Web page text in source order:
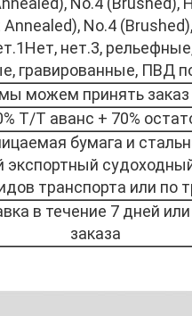
Annealed), No.4
нет.3,
гравированные, ПВД
можем принять заказ
Т/Т аванс + 70%
бумага и
экспортный
транспорта или по
в течение 7 дней
заказа